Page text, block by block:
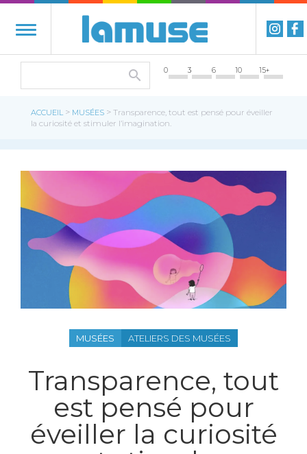
0 3 6 10 15+
ACCUEIL > MUSÉES > Transparence, tout est pensé pour éveiller
la curiosité et stimuler l’imagination.
MUSÉES ATELIERS DES MUSÉES
Transparence, tout
est pensé pour
éveiller la curiosité